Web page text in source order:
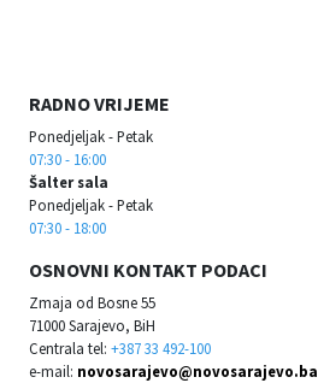
RADNO VRIJEME
Ponedjeljak - Petak
07:30 - 16:00
Šalter sala
Ponedjeljak - Petak
07:30 - 18:00
OSNOVNI KONTAKT PODACI
Zmaja od Bosne 55
71000 Sarajevo, BiH
Centrala tel: +387 33 492-100
e-mail: novosarajevo@novosarajevo.ba